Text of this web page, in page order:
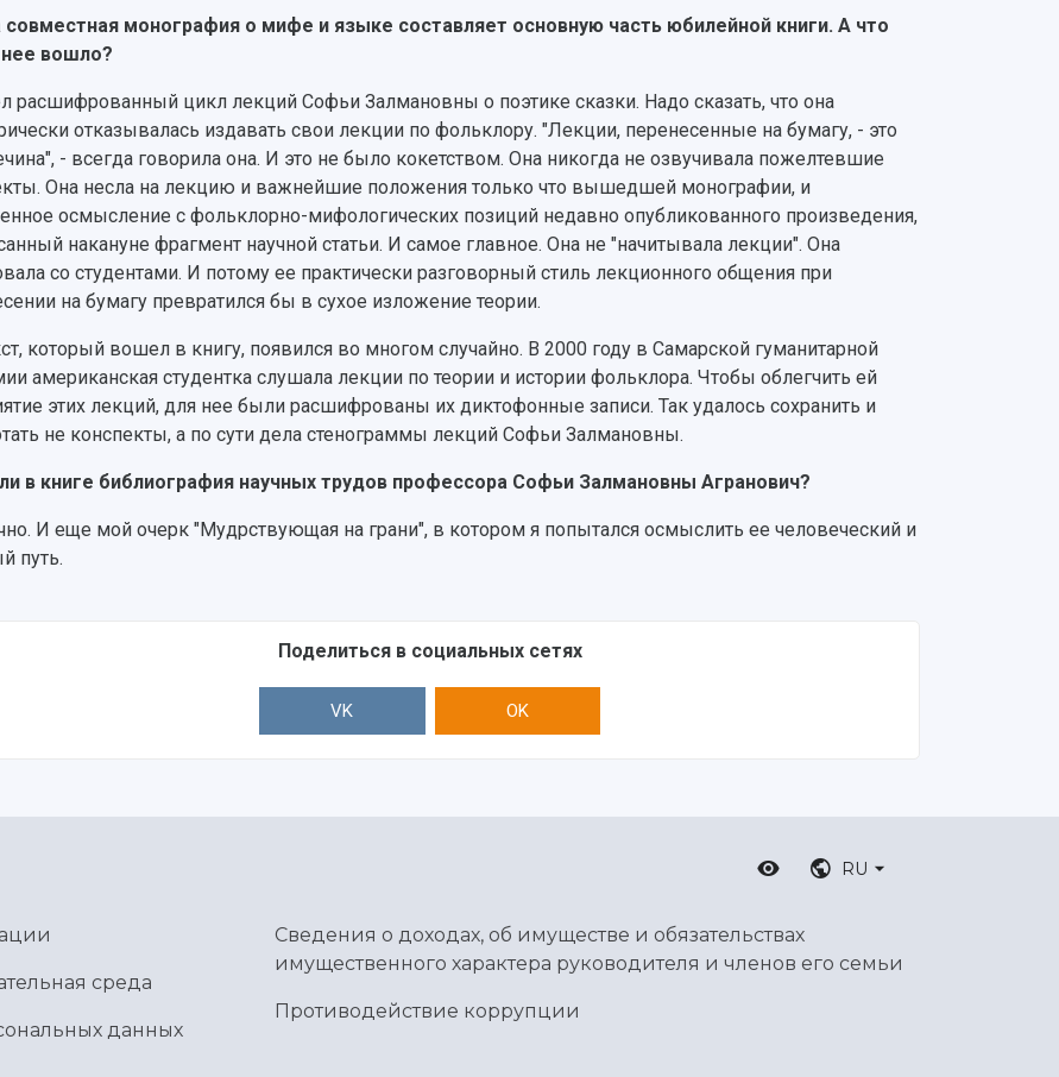
монография о мифе и языке составляет основную часть юбилейной книги. А что
вошло?
расшифрованный цикл лекций Софьи Залмановны о поэтике сказки. Надо сказать, что она
отказывалась издавать свои лекции по фольклору. "Лекции, перенесенные на бумагу, - это
- всегда говорила она. И это не было кокетством. Она никогда не озвучивала пожелтевшие
Она несла на лекцию и важнейшие положения только что вышедшей монографии, и
осмысление с фольклорно-мифологических позиций недавно опубликованного произведения,
накануне фрагмент научной статьи. И самое главное. Она не "начитывала лекции". Она
со студентами. И потому ее практически разговорный стиль лекционного общения при
на бумагу превратился бы в сухое изложение теории.
который вошел в книгу, появился во многом случайно. В 2000 году в Самарской гуманитарной
американская студентка слушала лекции по теории и истории фольклора. Чтобы облегчить ей
этих лекций, для нее были расшифрованы их диктофонные записи. Так удалось сохранить и
не конспекты, а по сути дела стенограммы лекций Софьи Залмановны.
в книге библиография научных трудов профессора Софьи Залмановны Агранович?
И еще мой очерк "Мудрствующая на грани", в котором я попытался осмыслить ее человеческий и
путь.
Поделиться в социальных сетях
VK OK
RU
среда
данных
Сведения о доходах, об имуществе и обязательствах
имущественного характера руководителя и членов его семьи
Противодействие коррупции